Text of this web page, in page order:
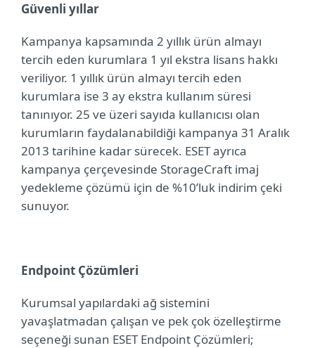
Güvenli yıllar
Kampanya kapsamında 2 yıllık ürün almayı
tercih eden kurumlara 1 yıl ekstra lisans hakkı
veriliyor. 1 yıllık ürün almayı tercih eden
kurumlara ise 3 ay ekstra kullanım süresi
tanınıyor. 25 ve üzeri sayıda kullanıcısı olan
kurumların faydalanabildiği kampanya 31 Aralık
2013 tarihine kadar sürecek. ESET ayrıca
kampanya çerçevesinde StorageCraft imaj
yedekleme çözümü için de %10’luk indirim çeki
sunuyor.
Endpoint Çözümleri
Kurumsal yapılardaki ağ sistemini
yavaşlatmadan çalışan ve pek çok özelleştirme
seçeneği sunan ESET Endpoint Çözümleri;